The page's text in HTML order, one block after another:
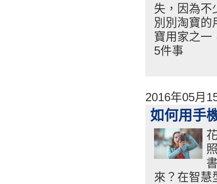
失，因為不
別別淘寶的
寶用家之一
5件事
2016年05月
如何用手
來？在智慧